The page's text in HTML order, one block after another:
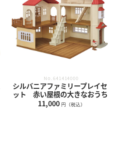
No.641414000
シルバニアファミリープレイセ
ット 赤い屋根の大きなおうち
11,000 円（税込）